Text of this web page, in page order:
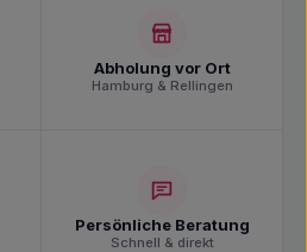
Abholung vor Ort
Hamburg & Rellingen
Persönliche Beratung
Schnell & direkt